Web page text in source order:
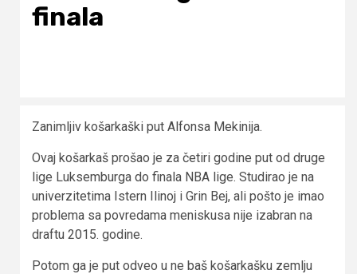
finala
Zanimljiv košarkaški put Alfonsa Mekinija.
Ovaj košarkaš prošao je za četiri godine put od druge
lige Luksemburga do finala NBA lige. Studirao je na
univerzitetima Istern Ilinoj i Grin Bej, ali pošto je imao
problema sa povredama meniskusa nije izabran na
draftu 2015. godine.
Potom ga je put odveo u ne baš košarkašku zemlju